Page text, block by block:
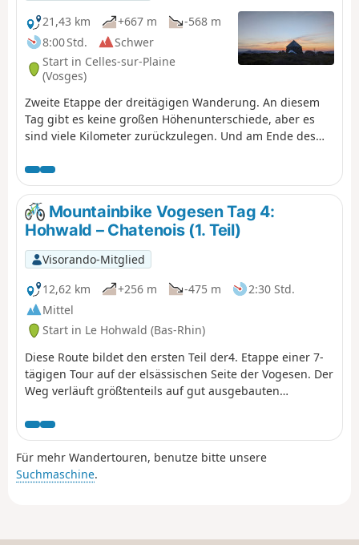
21,43 km
+667 m
-568 m
8:00 Std.
Schwer
Start in Celles-sur-Plaine
(Vosges)
Zweite Etappe der dreitägigen Wanderung. An diesem
Tag gibt es keine großen Höhenunterschiede, aber es
sind viele Kilometer zurückzulegen. Und am Ende des
Stoppelfeldern aus, das die Mühe wert ist.
Mountainbike Vogesen Tag 4:
Hohwald – Chatenois (1. Teil)
Visorando-Mitglied
12,62 km
+256 m -475 m
2:30 Std.
Mittel
Start in Le Hohwald (Bas-Rhin)
Diese Route bildet den ersten Teil der4. Etappe einer 7-
tägigen Tour auf der elsässischen Seite der Vogesen. Der
Weg verläuft größtenteils auf gut ausgebauten
und bestehen aus Schildern mit einem orangefarbenen
oder roten Mountainbike-Logo und der Aufschrift TMV
(Traversée du Massif Vosgien).
Für mehr Wandertouren, benutze bitte unsere
Suchmaschine.